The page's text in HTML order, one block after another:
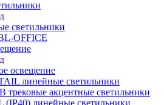
светильники
OFFICE
освещение
линейные светильники
трековые акцентные светильники
(IP40) линейные светильники